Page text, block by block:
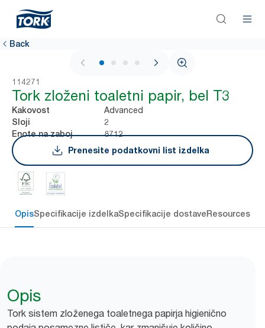
Back
1 / 4
114271
Tork zloženi toaletni papir, bel T3
Kakovost Advanced
Sloji 2
Enote na zaboj
8712
Prenesite podatkovni list izdelka
OpisSpecifikacije izdelkaSpecifikacije dostaveResources
Opis
Tork sistem zloženega toaletnega papirja higienično